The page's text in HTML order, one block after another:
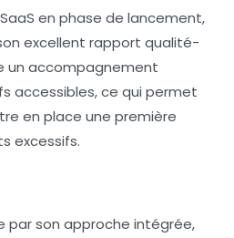
en phase de lancement,
excellent rapport qualité-
un accompagnement
accessibles, ce qui permet
en place une première
excessifs.
par son approche intégrée,